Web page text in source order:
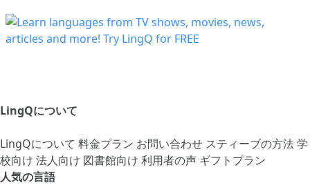
LingQについて
LingQについて 料金プラン お問い合わせ スティーブの方法学
校向け 法人向け 図書館向け 利用者の声 ギフトプラン
人気の言語